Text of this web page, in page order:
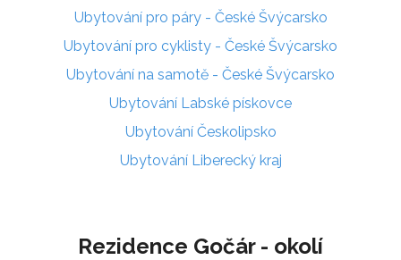
Ubytování pro páry - České Švýcarsko
Ubytování pro cyklisty - České Švýcarsko
Ubytování na samotě - České Švýcarsko
Ubytování Labské pískovce
Ubytování Českolipsko
Ubytování Liberecký kraj
Rezidence Gočár - okolí